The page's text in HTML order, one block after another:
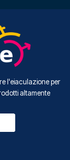
l'eiaculazione per
altamente